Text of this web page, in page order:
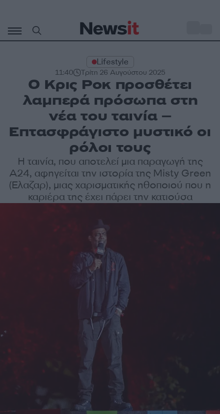
περιεχόμενο
Lifestyle
11:40 Τρίτη 26 Αυγούστου 2025
Ο Κρις Ροκ προσθέτει
λαμπερά πρόσωπα στη
νέα του ταινία –
Επτασφράγιστο μυστικό οι
ρόλοι τους
Η ταινία, που αποτελεί μια παραγωγή της
A24, αφηγείται την ιστορία της Misty Green
(Έλαζαρ), μιας χαρισματικής ηθοποιού που η
καριέρα της έχει πάρει την κατιούσα